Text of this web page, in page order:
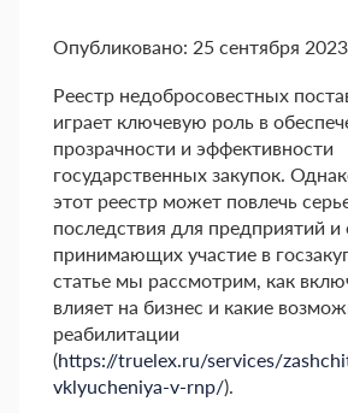
Опубликовано: 25 сентября 2023
Реестр недобросовестных
играет ключевую роль в
прозрачности и эффективности
государственных закупок.
этот реестр может повлечь
последствия для предприятий и
принимающих участие в
статье мы рассмотрим, как
влияет на бизнес и какие
реабилитации
(https://truelex.ru/services/
vklyucheniya-v-rnp/).